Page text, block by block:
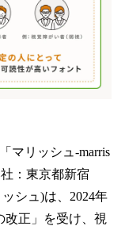
マリッシュ-marris
：東京都新宿
シュ)は、2024年
改正」を受け、視